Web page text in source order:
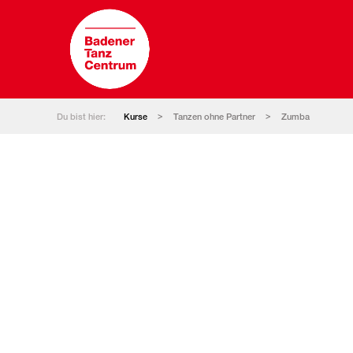
Du bist hier: Kurse Tanzen ohne Partner Zumba